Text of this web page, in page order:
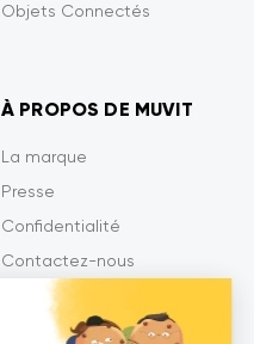
Objets Connectés
À PROPOS DE MUVIT
La marque
Presse
Confidentialité
Contactez-nous